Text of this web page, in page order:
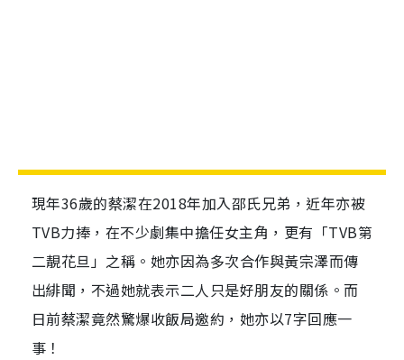
現年36歲的蔡潔在2018年加入邵氏兄弟，近年亦被
TVB力捧，在不少劇集中擔任女主角，更有「TVB第
二靚花旦」之稱。她亦因為多次合作與黃宗澤而傳
出緋聞，不過她就表示二人只是好朋友的關係。而
日前蔡潔竟然驚爆收飯局邀約，她亦以7字回應一
事！